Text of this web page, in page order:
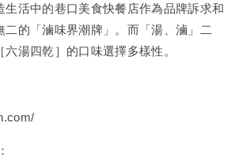
生活中的巷口美食快餐店作為品牌訴求和
二的「滷味界潮牌」。而「湯、滷」二
湯四乾］的口味選擇多樣性。